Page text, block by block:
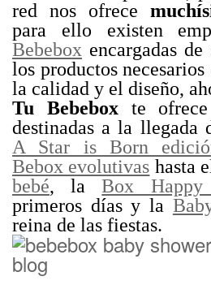
red nos ofrece
para ello existen
Bebebox encargadas
los productos
la calidad y el diseño,
Tu Bebebox te
destinadas a la llegada
A Star is Born
Bebox evolutivas hasta
bebé, laBox Happy
primeros días y la
reina de las fiestas.